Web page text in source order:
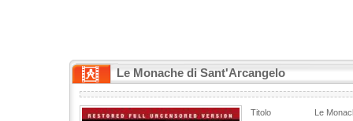
Le Monache di Sant'Arcangelo
Titolo
Le